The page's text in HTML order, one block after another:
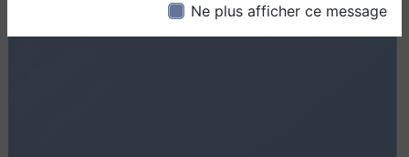
Ne plus afficher ce message